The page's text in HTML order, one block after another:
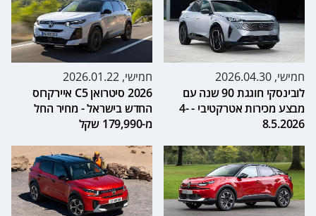
חמישי, 2026.04.30
לובינסקי חוגגת 90 שנה עם
מבצע מכירות אטרקטיבי - 4-
8.5.2026
חמישי, 2026.01.22
2026 סיטרואן C5 איירקרוס
החדש בישראל - מחיר החל
מ-179,990 שקל